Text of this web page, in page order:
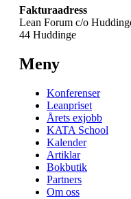
Fakturaadress
Lean Forum c/o
44 Huddinge
Meny
Konferenser
Leanpriset
Årets exjobb
KATA School
Kalender
Artiklar
Bokbutik
Partners
Om oss